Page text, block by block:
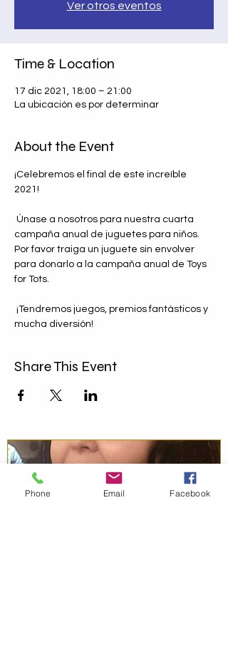
Ver otros eventos
Time & Location
17 dic 2021, 18:00 – 21:00
La ubicación es por determinar
About the Event
¡Celebremos el final de este increíble
2021!
campaña anual de juguetes para niños.
Por favor traiga un juguete sin envolver
para donarlo a la campaña anual de Toys
for Tots.
mucha diversión!
Share This Event
Phone Email Facebook